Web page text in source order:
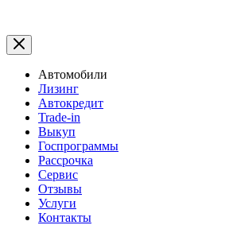
Автомобили
Лизинг
Автокредит
Trade-in
Выкуп
Госпрограммы
Рассрочка
Сервис
Отзывы
Услуги
Контакты